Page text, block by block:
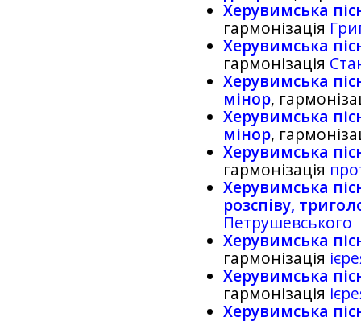
Херувимська
гармонізація
Херувимська
гармонізація
Херувимська
мінор,
Херувимська
мінор,
Херувимська
гармонізація
Херувимська
розспiву,
Петрушевського
Херувимська
гармонізація
Херувимська
гармонізація
Херувимська